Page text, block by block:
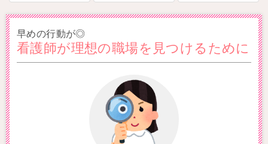
早めの行動が◎
看護師が理想の職場を見つけるために